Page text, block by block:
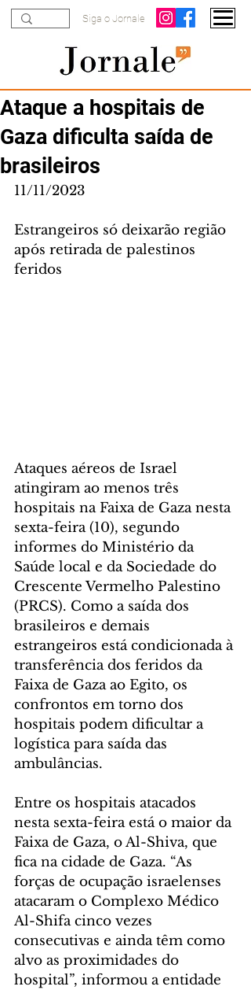
Siga o Jornale
Ataque a hospitais de
Gaza dificulta saída de
brasileiros
11/11/2023
Estrangeiros só deixarão região
após retirada de palestinos
feridos
Ataques aéreos de Israel
atingiram ao menos três
hospitais na Faixa de Gaza nesta
sexta-feira (10), segundo
informes do Ministério da
Saúde local e da Sociedade do
Crescente Vermelho Palestino
(PRCS). Como a saída dos
brasileiros e demais
estrangeiros está condicionada à
transferência dos feridos da
Faixa de Gaza ao Egito, os
confrontos em torno dos
hospitais podem dificultar a
logística para saída das
ambulâncias.
Entre os hospitais atacados
nesta sexta-feira está o maior da
Faixa de Gaza, o Al-Shiva, que
fica na cidade de Gaza. “As
forças de ocupação israelenses
atacaram o Complexo Médico
Al-Shifa cinco vezes
consecutivas e ainda têm como
alvo as proximidades do
hospital”, informou a entidade